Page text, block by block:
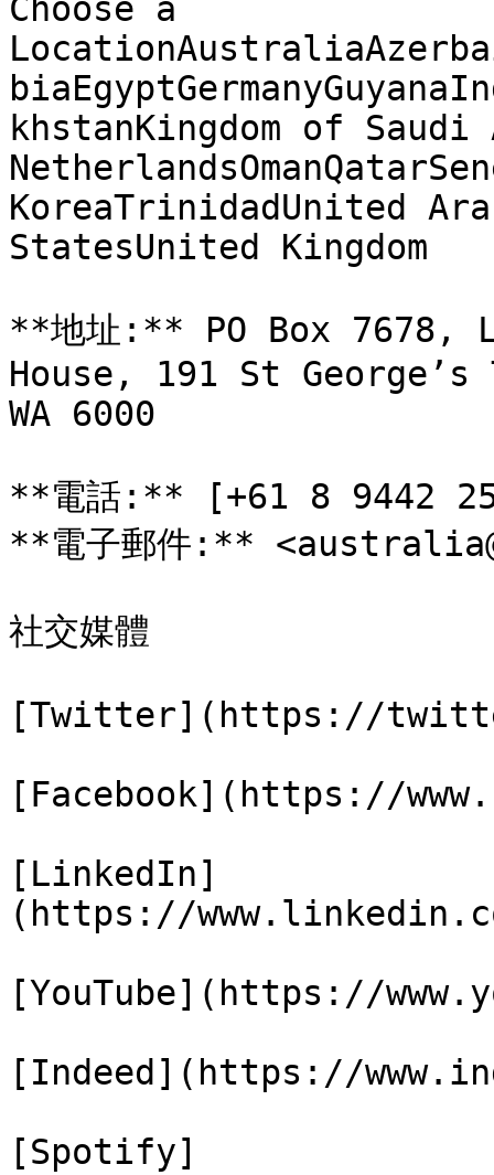
Choose a
khstanKingdom of Saudi
KoreaTrinidadUnited
StatesUnited Kingdom
**地址:** PO Box 7678,
House, 191 St
WA 6000
**電話:** [+61 8 9442
**電子郵件:**
社交媒體
[Twitter](https://
[Facebook](https://
[LinkedIn]
(https://
[YouTube](https://
[Indeed](https://
[Spotify]